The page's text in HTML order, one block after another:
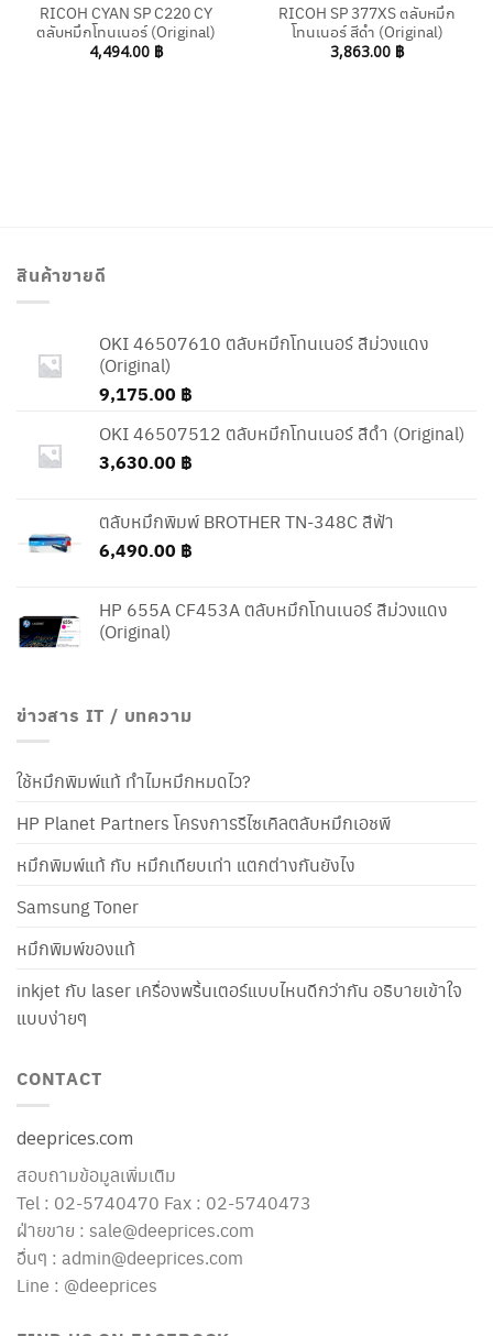
RICOH CYAN SP C220 CY
ตลับหมึกโทนเนอร์ (Original)
4,494.00 ฿
RICOH SP 377XS ตลับหมึก
โทนเนอร์ สีดำ (Original)
3,863.00 ฿
สินค้าขายดี
OKI 46507610 ตลับหมึกโทนเนอร์ สีม่วงแดง
(Original)
9,175.00 ฿
OKI 46507512 ตลับหมึกโทนเนอร์ สีดำ (Original)
3,630.00 ฿
ตลับหมึกพิมพ์ BROTHER TN-348C สีฟ้า
6,490.00 ฿
HP 655A CF453A ตลับหมึกโทนเนอร์ สีม่วงแดง
(Original)
ข่าวสาร IT / บทความ
ใช้หมึกพิมพ์แท้ ทำไมหมึกหมดไว?
HP Planet Partners โครงการรีไซเคิลตลับหมึกเอชพี
หมึกพิมพ์แท้ กับ หมึกเทียบเท่า แตกต่างกันยังไง
Samsung Toner
หมึกพิมพ์ของแท้
inkjet กับ laser เครื่องพริ้นเตอร์แบบไหนดีกว่ากัน อธิบายเข้าใจ
แบบง่ายๆ
CONTACT
deeprices.com
สอบถามข้อมูลเพิ่มเติม
Tel : 02-5740470 Fax : 02-5740473
ฝ่ายขาย : sale@deeprices.com
อื่นๆ : admin@deeprices.com
Line : @deeprices